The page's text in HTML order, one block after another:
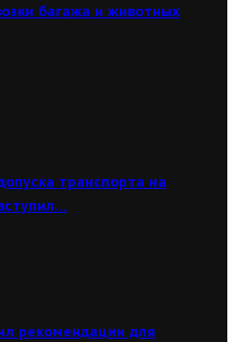
багажа и животных
транспорта на
рекомендации для